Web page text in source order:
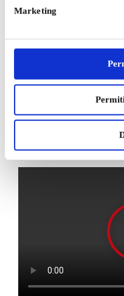
Marketing
indústria hidrotermo-
prensa é fornecida numa
tubos e as 5 garras para
Dn12, DN15, Dn20 e
Simplifica os teus
resultados profissionais